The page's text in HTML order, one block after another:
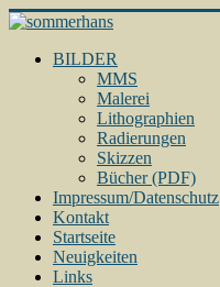
BILDER
MMS
Malerei
Lithographien
Radierungen
Skizzen
Bücher (PDF)
Impressum/Datenschutz
Kontakt
Startseite
Neuigkeiten
Links